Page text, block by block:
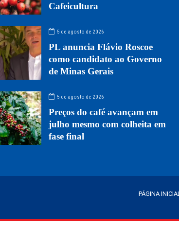
Cafeicultura
5 de agosto de 2026
PL anuncia Flávio Roscoe
como candidato ao Governo
de Minas Gerais
5 de agosto de 2026
Preços do café avançam em
julho mesmo com colheita em
fase final
PÁGINA INICIAL